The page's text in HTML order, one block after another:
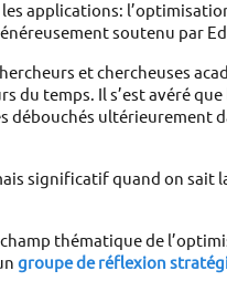
applications:
soutenu par
et chercheuses
du temps. Il s’est avéré
débouchés ultérieurement
significatif quand on sait
thématique de
groupe de réflexion